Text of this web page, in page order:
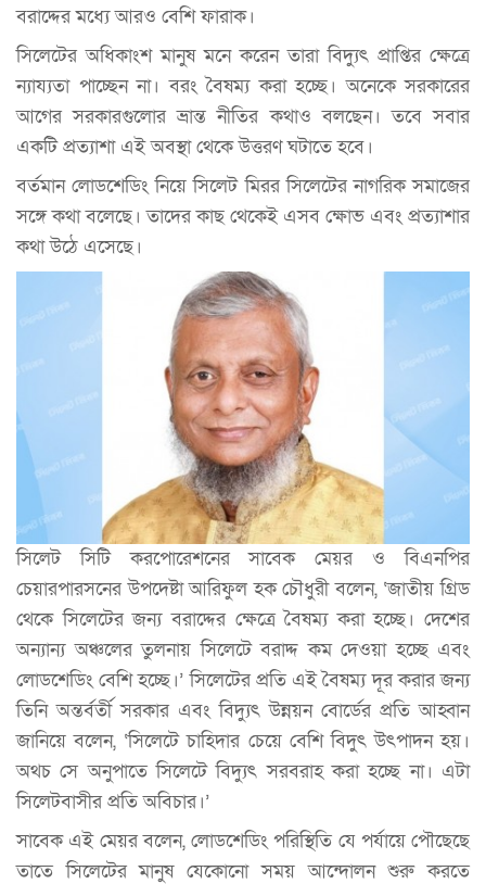
বরাদ্দের মধ্যে আরও বেশি ফারাক।
সিলেটের অধিকাংশ মানুষ মনে করেন তারা বিদ্যুৎ প্রাপ্তির ক্ষেত্রে
ন্যায্যতা পাচ্ছেন না। বরং বৈষম্য করা হচ্ছে। অনেকে সরকারের
আগের সরকারগুলোর ভ্রান্ত নীতির কথাও বলছেন। তবে সবার
একটি প্রত্যাশা এই অবস্থা থেকে উত্তরণ ঘটাতে হবে।
বর্তমান লোডশেডিং নিয়ে সিলেট মিরর সিলেটের নাগরিক সমাজের
সঙ্গে কথা বলেছে। তাদের কাছ থেকেই এসব ক্ষোভ এবং প্রত্যাশার
কথা উঠে এসেছে।
সিলেট সিটি করপোরেশনের সাবেক মেয়র ও বিএনপির
চেয়ারপারসনের উপদেষ্টা আরিফুল হক চৌধুরী বলেন, ‘জাতীয় গ্রিড
থেকে সিলেটের জন্য বরাদ্দের ক্ষেত্রে বৈষম্য করা হচ্ছে। দেশের
অন্যান্য অঞ্চলের তুলনায় সিলেটে বরাদ্দ কম দেওয়া হচ্ছে এবং
লোডশেডিং বেশি হচ্ছে।’ সিলেটের প্রতি এই বৈষম্য দূর করার জন্য
তিনি অন্তর্বর্তী সরকার এবং বিদ্যুৎ উন্নয়ন বোর্ডের প্রতি আহ্বান
জানিয়ে বলেন, ‘সিলেটে চাহিদার চেয়ে বেশি বিদুৎ উৎপাদন হয়।
অথচ সে অনুপাতে সিলেটে বিদ্যুৎ সরবরাহ করা হচ্ছে না। এটা
সিলেটবাসীর প্রতি অবিচার।’
সাবেক এই মেয়র বলেন, লোডশেডিং পরিস্থিতি যে পর্যায়ে পৌছেছে
তাতে সিলেটের মানুষ যেকোনো সময় আন্দোলন শুরু করতে